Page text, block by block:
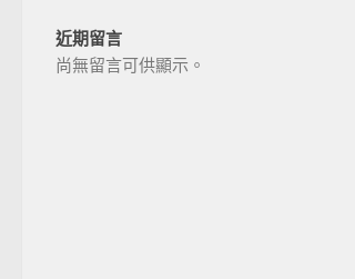
近期留言
尚無留言可供顯示。